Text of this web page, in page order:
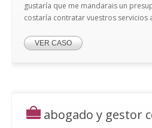
gustaría que me mandarais un
costaría contratar vuestros servicios
VER CASO
abogado y gestor